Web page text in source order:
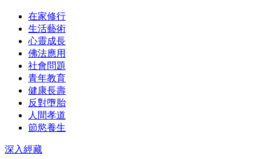
在家修行
生活藝術
心靈成長
佛法應用
社會問題
青年教育
健康長壽
反對墮胎
人間孝道
節慾養生
深入經藏